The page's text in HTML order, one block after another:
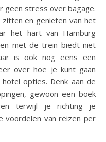
geen stress over bagage.
zitten en genieten van het
het hart van Hamburg
met de trein biedt niet
is ook nog eens een
over hoe je kunt gaan
opties. Denk aan de
gewoon een boek
terwijl je richting je
voordelen van reizen per